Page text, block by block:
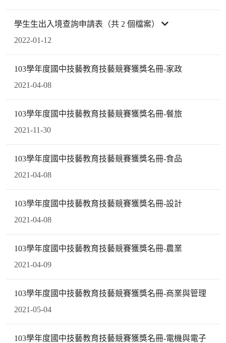
學生生出入境查詢申請表（共 2 個檔案）
2022-01-12
103學年度國中技藝教育技藝競賽獲獎名冊-家政
2021-04-08
103學年度國中技藝教育技藝競賽獲獎名冊-餐旅
2021-11-30
103學年度國中技藝教育技藝競賽獲獎名冊-食品
2021-04-08
103學年度國中技藝教育技藝競賽獲獎名冊-設計
2021-04-08
103學年度國中技藝教育技藝競賽獲獎名冊-農業
2021-04-09
103學年度國中技藝教育技藝競賽獲獎名冊-商業與管理
2021-05-04
103學年度國中技藝教育技藝競賽獲獎名冊-電機與電子